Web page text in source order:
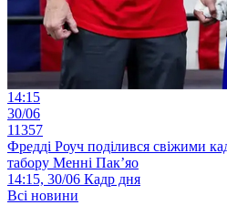
14:15
30/06
11357
Фредді Роуч поділився свіжими
табору Менні Пак’яо
14:15, 30/06 Кадр дня
Всі новини